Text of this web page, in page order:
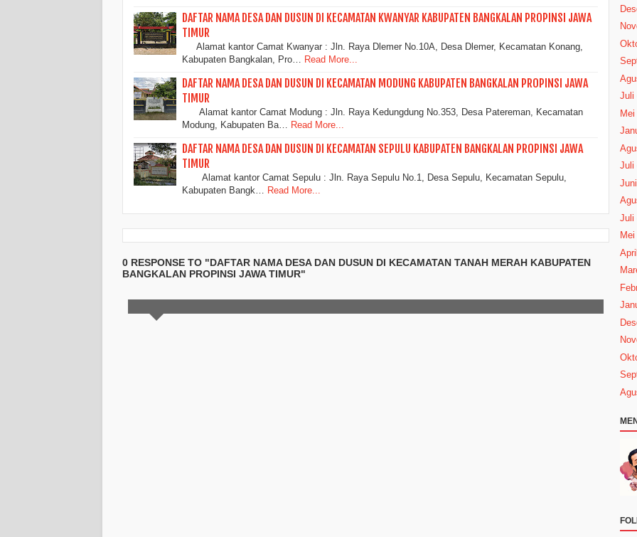
DAFTAR NAMA DESA DAN DUSUN DI KECAMATAN KWANYAR KABUPATEN BANGKALAN PROPINSI JAWA
TIMUR
Alamat kantor Camat Kwanyar : Jln. Raya Dlemer No.10A, Desa Dlemer, Kecamatan Konang,
Kabupaten Bangkalan, Pro…
Read More...
DAFTAR NAMA DESA DAN DUSUN DI KECAMATAN MODUNG KABUPATEN BANGKALAN PROPINSI JAWA
TIMUR
Alamat kantor Camat Modung : Jln. Raya Kedungdung No.353, Desa Patereman, Kecamatan
Modung, Kabupaten Ba…
Read More...
DAFTAR NAMA DESA DAN DUSUN DI KECAMATAN SEPULU KABUPATEN BANGKALAN PROPINSI JAWA
TIMUR
Alamat kantor Camat Sepulu : Jln. Raya Sepulu No.1, Desa Sepulu, Kecamatan Sepulu,
Kabupaten Bangk… Read More...
0 RESPONSE TO "DAFTAR NAMA DESA DAN DUSUN DI KECAMATAN TANAH MERAH KABUPATEN
BANGKALAN PROPINSI JAWA TIMUR"
Juli
Mei
Juli
Juni
Juli
Mei
April